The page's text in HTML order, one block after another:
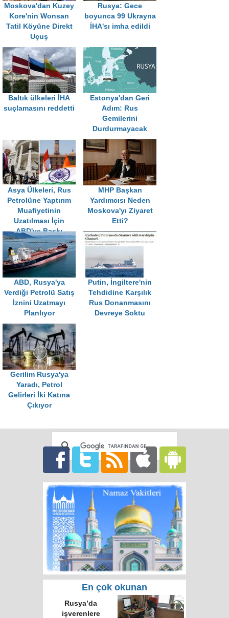
Moskova'dan Kuzey
Kore'nin Wonsan
Tatil Köyüne Direkt
Uçuş
Rusya: Gece
boyunca 99 Ukrayna
İHA'sı imha edildi
Baltık ülkeleri İHA
suçlamasını reddetti
Estonya'dan Geri
Adım: Rus
Gemilerini
Durdurmayacak
Asya Ülkeleri, Rus
Petrolüne Yaptırım
Muafiyetinin
Uzatılması İçin
ABD'ye Baskı
Yapıyor
MHP Başkan
Yardımcısı Neden
Moskova'yı Ziyaret
Etti?
ABD, Rusya'ya
Verdiği Petrolü Satış
İznini Uzatmayı
Planlıyor
Putin, İngiltere'nin
Tehdidine Karşılık
Rus Donanmasını
Devreye Soktu
Gerilim Rusya'ya
Yaradı, Petrol
Gelirleri İki Katına
Çıkıyor
En çok okunan
Rusya’da
işverenlere